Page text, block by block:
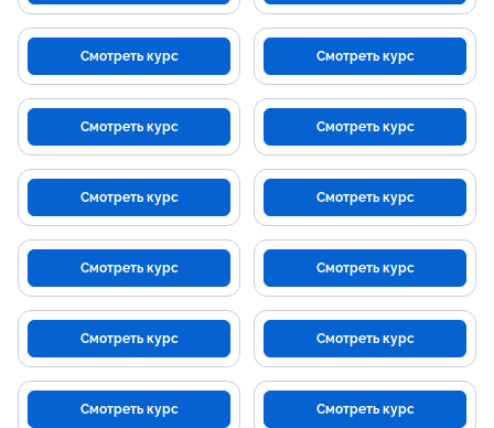
Смотреть курс Смотреть курс
Смотреть курс Смотреть курс
Смотреть курс Смотреть курс
Смотреть курс Смотреть курс
Смотреть курс Смотреть курс
Смотреть курс Смотреть курс